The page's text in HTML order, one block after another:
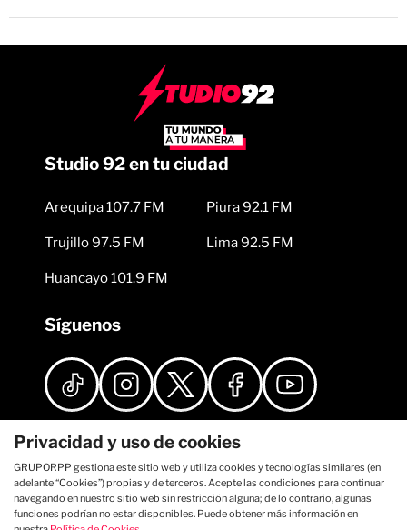
Studio 92 en tu ciudad
Arequipa 107.7 FM
Trujillo 97.5 FM
Huancayo 101.9 FM
Piura 92.1 FM
Lima 92.5 FM
Síguenos
Privacidad y uso de cookies
GRUPORPP gestiona este sitio web y utiliza cookies y tecnologías similares (en
adelante “Cookies”) propias y de terceros. Acepte las condiciones para continuar
navegando en nuestro sitio web sin restricción alguna; de lo contrario, algunas
funciones podrían no estar disponibles. Puede obtener más información en